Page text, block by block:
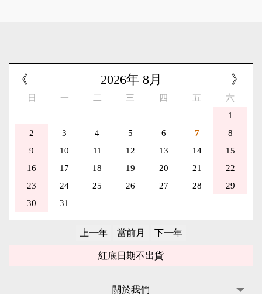
《 》
2026年 8月
日 一 二 三 四 五
六
1
2
3 4 5 6 7
8
9
10 11 12 13 14
15
16
17 18 19 20 21
22
23
24 25 26 27 28
29
30
31
紅底日期不出貨
關於我們